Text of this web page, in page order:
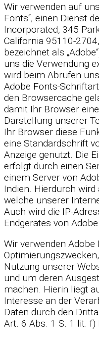
Wir verwenden auf
Fonts“, einen Dienst
Incorporated, 345
California 95110-
bezeichnet als
uns die Verwendung
wird beim Abrufen
Adobe Fonts-
den Browsercache
damit Ihr Browser
Darstellung unserer
Ihr Browser diese
eine Standardschrift
Anzeige genutzt. Die
erfolgt durch einen
einem Server von
Indien. Hierdurch
welche unserer
Auch wird die IP-
Endgerätes von
Wir verwenden Adobe
Nutzung unserer
und um deren
machen. Hierin liegt
Interesse an der
Daten durch den
Art. 6 Abs. 1 S. 1 lit. f)